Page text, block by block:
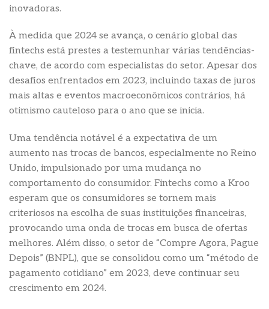
inovadoras.
À medida que 2024 se avança, o cenário global das
fintechs está prestes a testemunhar várias tendências-
chave, de acordo com especialistas do setor. Apesar dos
desafios enfrentados em 2023, incluindo taxas de juros
mais altas e eventos macroeconômicos contrários, há
otimismo cauteloso para o ano que se inicia.
Uma tendência notável é a expectativa de um
aumento nas trocas de bancos, especialmente no Reino
Unido, impulsionado por uma mudança no
comportamento do consumidor. Fintechs como a Kroo
esperam que os consumidores se tornem mais
criteriosos na escolha de suas instituições financeiras,
provocando uma onda de trocas em busca de ofertas
melhores. Além disso, o setor de “Compre Agora, Pague
Depois” (BNPL), que se consolidou como um “método de
pagamento cotidiano” em 2023, deve continuar seu
crescimento em 2024.